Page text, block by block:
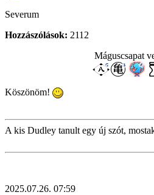
Severum
Hozzászólások: 2112
Máguscsapat
Köszönöm!
A kis Dudley tanult egy új szót,
2025.07.26. 07:59